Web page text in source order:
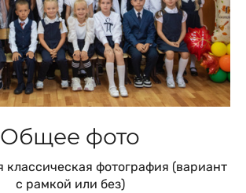
Общее фото
фотография (вариант
с рамкой или без)